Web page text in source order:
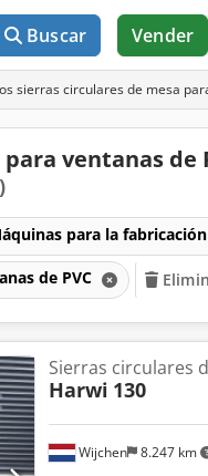
Buscar Vender
sierras circulares de mesa
ventanas de
para la
de PVC
Wijchen 8.247 km
Sierras circulares
Harwi 130